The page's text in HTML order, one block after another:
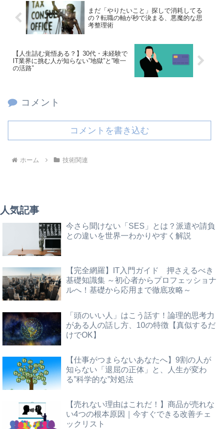
まだ「やりたいこと」探しで消耗してる
の？転職の軸が秒で決まる、悪魔的な思
考整理術
【人生詰む覚悟ある？】30代・未経験で
IT業界に挑む人が知らない”地獄”と”唯一
の活路”
コメント
コメントを書き込む
ホーム 技術関連
人気記事
今さら聞けない「SES」とは？派遣や請負
との違いを世界一わかりやすく解説
【完全網羅】IT入門ガイド 押さえるべき
基礎知識集 ～初心者からプロフェッショナ
ルへ！基礎から応用まで徹底攻略～
「頭のいい人」はこう話す！論理的思考力
がある人の話し方、10の特徴【真似するだ
けでOK】
【仕事がつまらないあなたへ】9割の人が
知らない「退屈の正体」と、人生が変わ
る”科学的な”対処法
【売れない理由はこれだ！】商品が売れな
い4つの根本原因｜今すぐできる改善チェ
ックリスト